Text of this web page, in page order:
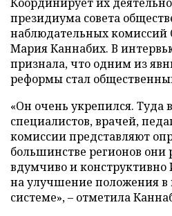
президиума совета
наблюдательных
Мария Каннабих. В
признала, что одним из
реформы стал
«Он очень укрепился.
специалистов, врачей,
комиссии представляют
большинстве регионов они
вдумчиво и
на улучшение положения
системе», – отметила